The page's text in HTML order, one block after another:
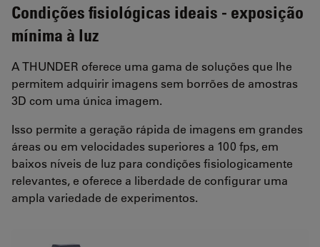
Condições fisiológicas ideais - exposição
mínima à luz
A THUNDER oferece uma gama de soluções que lhe
permitem adquirir imagens sem borrões de amostras
3D com uma única imagem.
Isso permite a geração rápida de imagens em grandes
áreas ou em velocidades superiores a 100 fps, em
baixos níveis de luz para condições fisiologicamente
relevantes, e oferece a liberdade de configurar uma
ampla variedade de experimentos.